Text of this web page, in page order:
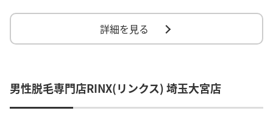
詳細を見る
男性脱毛専門店RINX(リンクス) 埼玉大宮店